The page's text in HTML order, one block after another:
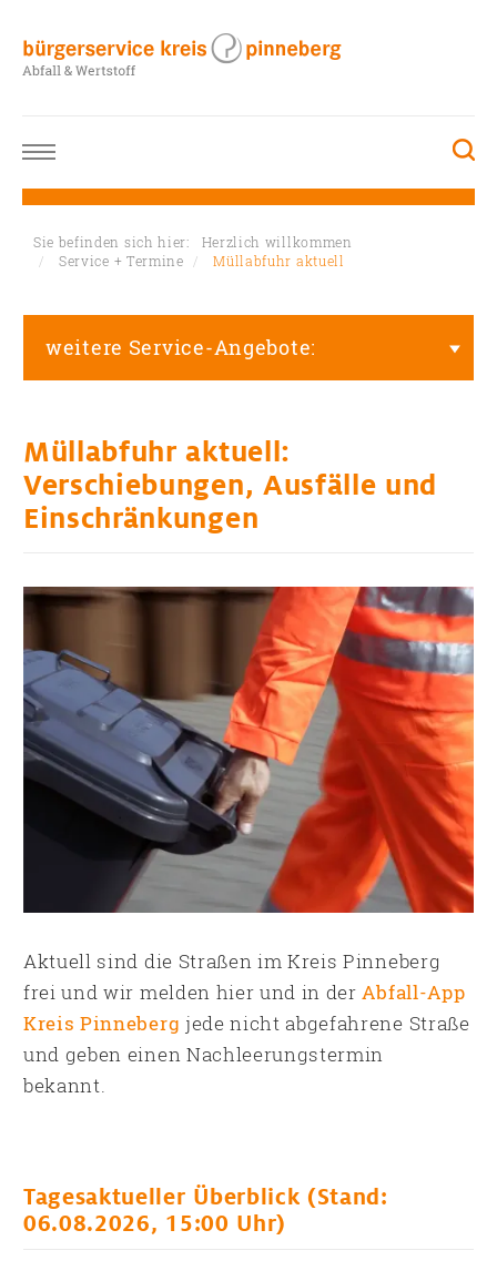
Sie befinden sich hier: Herzlich willkommen
Service + Termine
Müllabfuhr aktuell
weitere Service-Angebote:
Müllabfuhr aktuell:
Verschiebungen, Ausfälle und
Einschränkungen
Aktuell sind die Straßen im Kreis Pinneberg
frei und wir melden hier und in der Abfall-App
Kreis Pinneberg jede nicht abgefahrene Straße
und geben einen Nachleerungstermin
bekannt.
Tagesaktueller Überblick (Stand:
06.08.2026, 15:00 Uhr)